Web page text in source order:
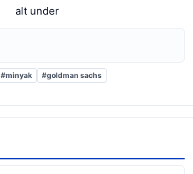
alt under
#minyak #goldman sachs